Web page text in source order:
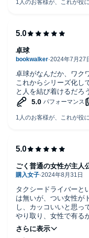
卓球がなんだか、ワク
これからシリーズ化し
と人を結び着けるだろ
卓球
タクシードライバーと
は無いが、つい女性が
し、カッコいいと思っ
やり取り、女性で有る
事などの細かい気持ち
した。続編も聴きまし
ごく普通の女性が主人